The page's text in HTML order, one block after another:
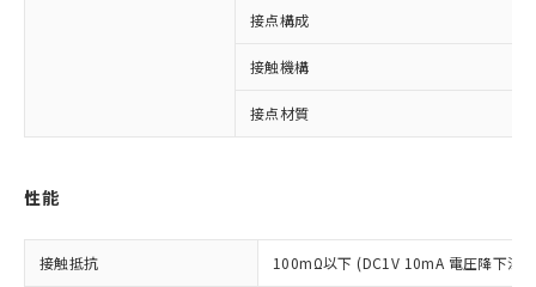
接点構成
接触機構
接点材質
性能
接触抵抗 100mΩ以下 (DC1V 10mA 電圧降下法)
対応済み：EU RoHS指令（10物質）の
対応予定なし：EU RoHS指令（10物質）の